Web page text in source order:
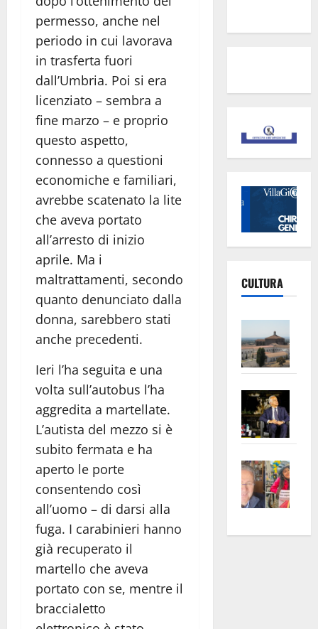
permesso, anche nel
periodo in cui lavorava
in trasferta fuori
dall’Umbria. Poi si era
licenziato – sembra a
fine marzo – e proprio
questo aspetto,
connesso a questioni
economiche e familiari,
avrebbe scatenato la lite
che aveva portato
all’arresto di inizio
aprile. Ma i
maltrattamenti, secondo
quanto denunciato dalla
donna, sarebbero stati
anche precedenti.
Ieri l’ha seguita e una
volta sull’autobus l’ha
aggredita a martellate.
L’autista del mezzo si è
subito fermata e ha
aperto le porte
consentendo così
all’uomo – di darsi alla
fuga. I carabinieri hanno
già recuperato il
martello che aveva
portato con se, mentre il
braccialetto
CULTURA
euro
apre